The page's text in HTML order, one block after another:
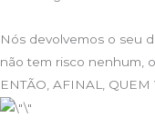
Nós devolvemos o seu
não tem risco nenhum,
ENTÃO, AFINAL, QUEM